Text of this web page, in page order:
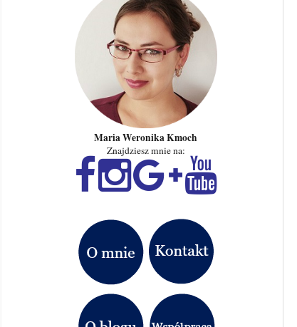
Maria Weronika Kmoch
Znajdziesz mnie na: